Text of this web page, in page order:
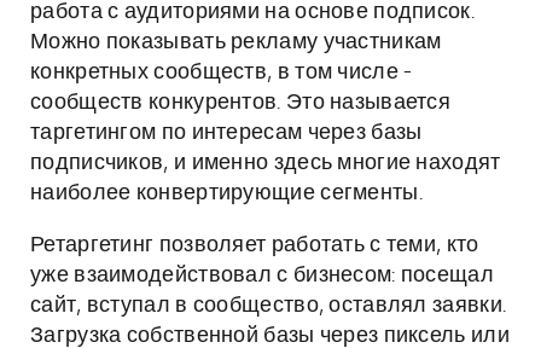
работа с аудиториями на основе подписок.
Можно показывать рекламу участникам
конкретных сообществ, в том числе -
сообществ конкурентов. Это называется
таргетингом по интересам через базы
подписчиков, и именно здесь многие находят
наиболее конвертирующие сегменты.
Ретаргетинг позволяет работать с теми, кто
уже взаимодействовал с бизнесом: посещал
сайт, вступал в сообщество, оставлял заявки.
Загрузка собственной базы через пиксель или